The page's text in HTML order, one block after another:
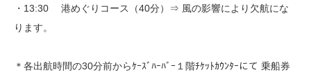
・13:30 港めぐりコース（40分）⇒ 風の影響により欠航にな
ります。
＊各出航時間の30分前からｹｰｽﾞﾊｰﾊﾞｰ１階ﾁｹｯﾄｶｳﾝﾀｰにて 乗船券